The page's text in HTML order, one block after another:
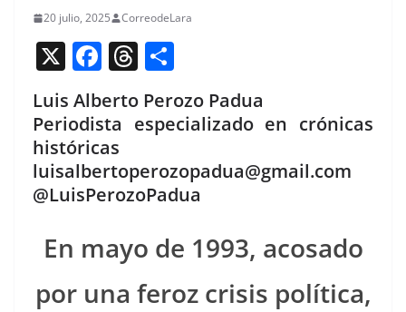
20 julio, 2025 CorreodeLara
X F
c
e
b
o
k
T
h
re
a
d
s
m
p
ar
tir
Luis Alberto Perozo Padua
Periodista especializado en crónicas
históricas
luisalbertoperozopadua@gmail.com
@LuisPerozoPadua
En mayo de 1993, acosa­do
por una fer­oz cri­sis políti­ca,